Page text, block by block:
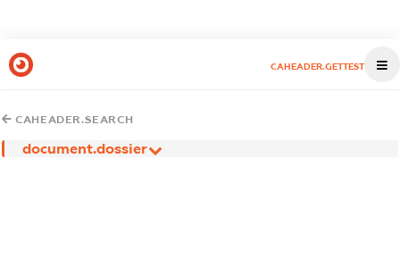
CAHEADER.GETTEST
CAHEADER.SEARCH
document.dossier